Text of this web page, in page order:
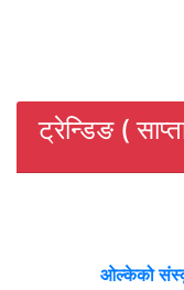
ट्रेन्डिङ (
ओल्केको